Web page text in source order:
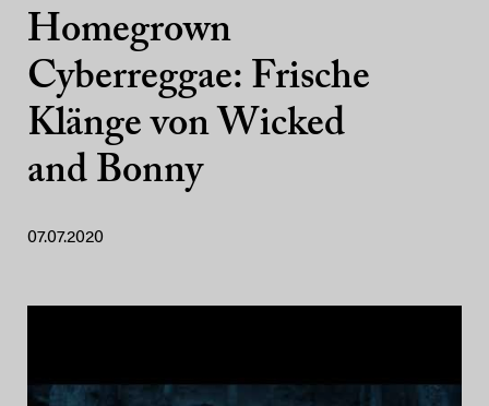
Homegrown
Cyberreggae: Frische
Klänge von Wicked
and Bonny
07.07.2020